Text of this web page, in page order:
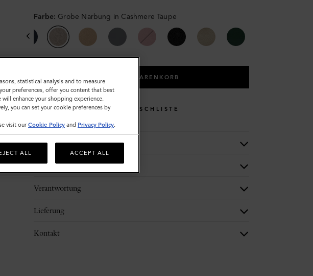
Farbe: Grobe Narbung in Cashmere Taupe
IN DEN WARENKORB
WUNSCHLISTE
Beschreibung
Details
Verantwortung
Lieferung
Kontakt
statistical analysis and to measure
preferences, offer you content that best
enhance your shopping experience.
you can set your cookie preferences by
visit our Cookie Policy and Privacy Policy.
ALL ACCEPT ALL